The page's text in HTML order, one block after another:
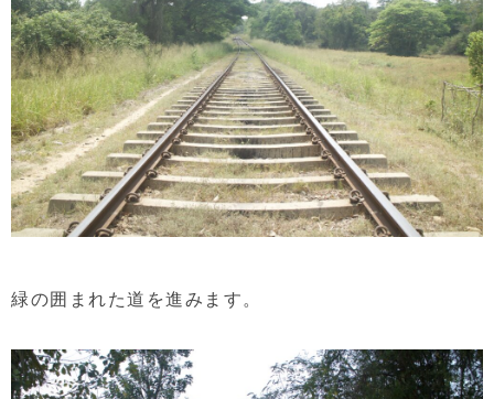
緑の囲まれた道を進みます。